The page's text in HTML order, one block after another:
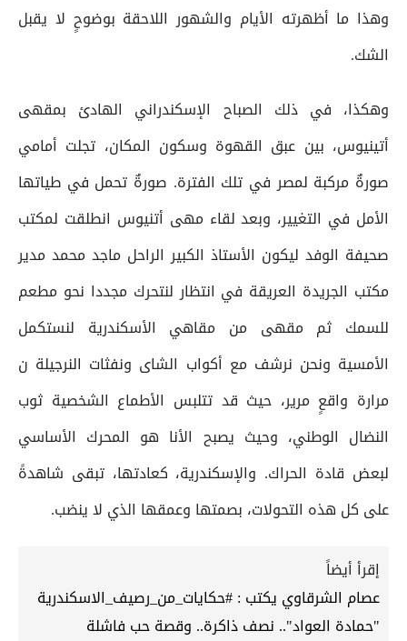
وهذا ما أظهرته الأيام والشهور اللاحقة بوضوحٍ لا يقبل
الشك.
وهكذا، في ذلك الصباح الإسكندراني الهادئ بمقهى
أتينيوس، بين عبق القهوة وسكون المكان، تجلت أمامي
صورةٌ مركبة لمصر في تلك الفترة. صورةٌ تحمل في طياتها
الأمل في التغيير، وبعد لقاء مهى أتنيوس انطلقت لمكتب
صحيفة الوفد ليكون الأستاذ الكبير الراحل ماجد محمد مدير
مكتب الجريدة العريقة في انتظار لنتحرك مجددا نحو مطعم
للسمك ثم مقهى من مقاهي الأسكندرية لنستكمل
الأمسية ونحن نرشف مع أكواب الشاى ونفثات النرجيلة ن
مرارة واقعٍ مرير، حيث قد تتلبس الأطماع الشخصية ثوب
النضال الوطني، وحيث يصبح الأنا هو المحرك الأساسي
لبعض قادة الحراك. والإسكندرية، كعادتها، تبقى شاهدةً
على كل هذه التحولات، بصمتها وعمقها الذي لا ينضب.
إقرأ أيضاً
عصام الشرقاوي يكتب : #حكايات_من_رصيف_الاسكندرية
"حمادة العواد".. نصف ذاكرة.. وقصة حب فاشلة